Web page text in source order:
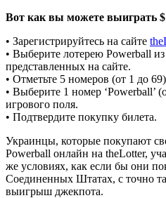
Вот как вы можете выиграть
• Зарегистрируйтесь на сайте
• Выберите лотерею Powerball
представленных на сайте.
• Отметьте 5 номеров (от 1 до
• Выберите 1 номер ‘Powerball’
игрового поля.
• Подтвердите покупку билета.
Украинцы, которые покупают
Powerball онлайн на theLotter,
же условиях, как если бы они
Соединенных Штатах, с точно
выигрыш джекпота.